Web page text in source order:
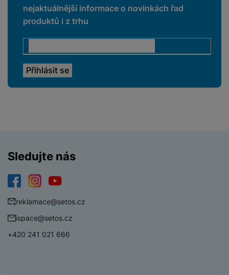
nejaktuálnější informace o novinkách řad
produktů i z trhu
Sledujte nás
reklamace@setos.cz
ispace@setos.cz
+420 241 021 666